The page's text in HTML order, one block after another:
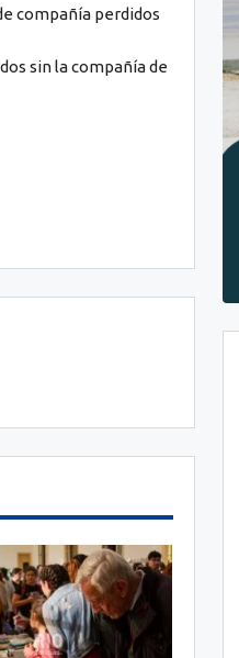
compañía perdidos
sin la compañía de